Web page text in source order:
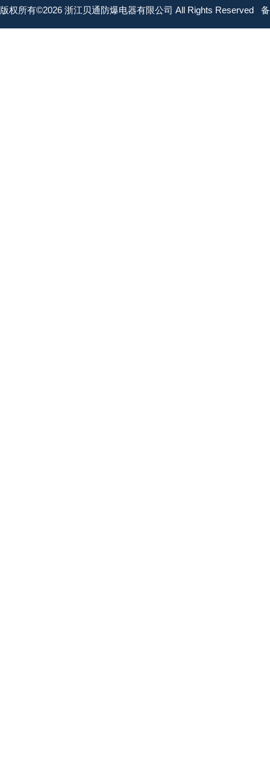
版权所有©2026 浙江贝通防爆电器有限公司 All Rights Reserved